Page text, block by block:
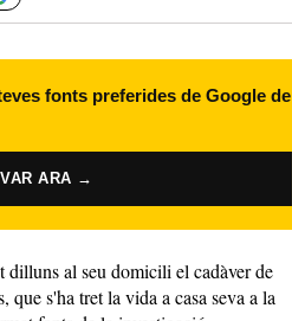
fonts preferides de Google de
ARA →
al seu domicili el cadàver de
s'ha tret la vida a casa seva a la